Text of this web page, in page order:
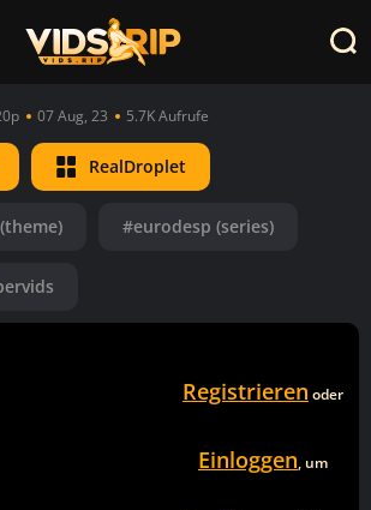
07 Aug, 23 5.7K Aufrufe
RealDroplet
#eurodesp (series)
Registrieren oder
Einloggen, um